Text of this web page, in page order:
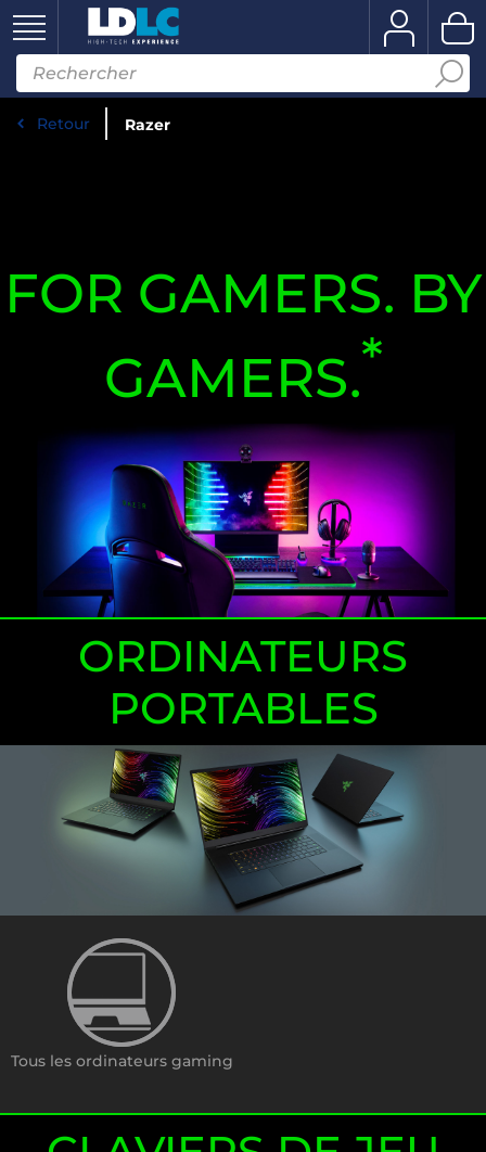
Retour Razer
FOR GAMERS. BY
GAMERS.*
ORDINATEURS
PORTABLES
Tous les ordinateurs gaming